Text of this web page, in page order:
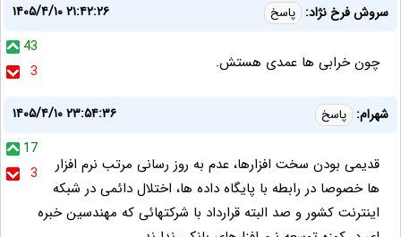
سروش فرخ نژاد: پاسخ
۱۴۰۵/۴/۱۰ ۲۱:۴۲:۲۶
43
3
چون خرابی ها عمدی هستش.
شهرام: پاسخ
۱۴۰۵/۴/۱۰ ۲۳:۵۴:۳۶
17
3
قدیمی بودن سخت افزارها، عدم به روز رسانی مرتب نرم افزار
ها خصوصا در رابطه با پایگاه داده ها، اختلال دائمی در شبکه
اینترنت کشور و صد البته قرارداد با شرکتهائی که مهندسین خبره